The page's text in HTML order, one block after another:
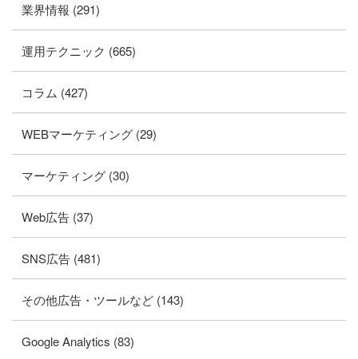
業界情報 (291)
運用テクニック (665)
コラム (427)
WEBマーケティング (29)
マーケティング (30)
Web広告 (37)
SNS広告 (481)
その他広告・ツールなど (143)
Google Analytics (83)